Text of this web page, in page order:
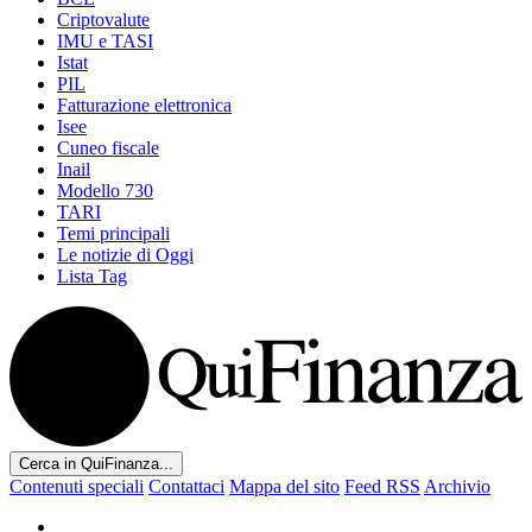
Criptovalute
IMU e TASI
Istat
PIL
Fatturazione elettronica
Isee
Cuneo fiscale
Inail
Modello 730
TARI
Temi principali
Le notizie di Oggi
Lista Tag
Cerca in QuiFinanza...
Contenuti speciali Contattaci Mappa del sito Feed RSS Archivio